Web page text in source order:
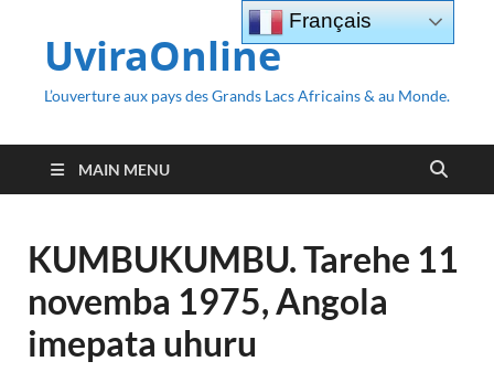
UviraOnline
L’ouverture aux pays des Grands Lacs Africains & au Monde.
MAIN MENU
KUMBUKUMBU. Tarehe 11
novemba 1975, Angola
imepata uhuru
Français